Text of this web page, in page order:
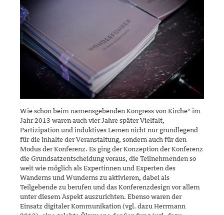
Wie schon beim namensgebenden Kongress von Kirche² im
Jahr 2013 waren auch vier Jahre später Vielfalt,
Partizipation und induktives Lernen nicht nur grundlegend
für die Inhalte der Veranstaltung, son­dern auch für den
Modus der Konferenz. Es ging der Konzeption der Konferenz
die Grundsatzentscheidung voraus, die Teilneh­menden so
weit wie möglich als Expertinnen und Experten des
Wanderns und Wunderns zu akti­vieren, dabei als
Teilgebende zu berufen und das Kon­ferenzdesign vor allem
unter diesem Aspekt auszurichten. Ebenso waren der
Einsatz digi­taler Kommunikation (vgl. dazu Herrmann